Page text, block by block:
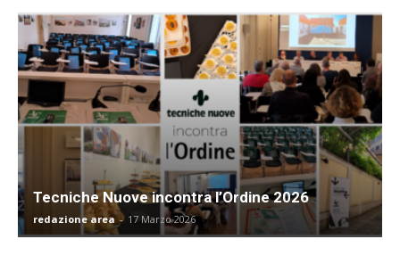
Tecniche Nuove incontra l’Ordine 2026
redazione area - 17 Marzo 2026